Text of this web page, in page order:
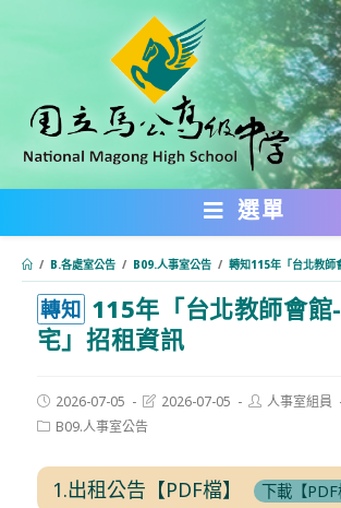
內
選單
/ B.各處室公告 / B09.人事室公告 / 轉知115年「台北教師
轉知 115年「台北教師會館
宅」招租資訊
Post
published:
2026-07-05
Post
last
modified:
2026-07-05
Post人事室組員
PostB09.人事室公告
1.出租公告【PDF檔】 下載【PDF